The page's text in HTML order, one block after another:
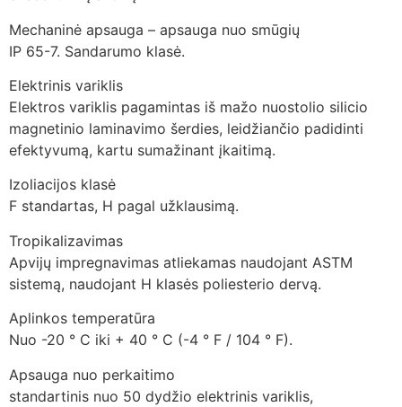
Mechaninė apsauga – apsauga nuo smūgių
IP 65-7. Sandarumo klasė.
Elektrinis variklis
Elektros variklis pagamintas iš mažo nuostolio silicio
magnetinio laminavimo šerdies, leidžiančio padidinti
efektyvumą, kartu sumažinant įkaitimą.
Izoliacijos klasė
F standartas, H pagal užklausimą.
Tropikalizavimas
Apvijų impregnavimas atliekamas naudojant ASTM
sistemą, naudojant H klasės poliesterio dervą.
Aplinkos temperatūra
Nuo -20 ° C iki + 40 ° C (-4 ° F / 104 ° F).
Apsauga nuo perkaitimo
standartinis nuo 50 dydžio elektrinis variklis,